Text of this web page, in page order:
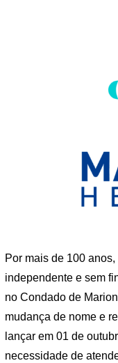
Por mais de 100
independente e sem
no Condado de
mudança de nome e
lançar em 01 de
necessidade de